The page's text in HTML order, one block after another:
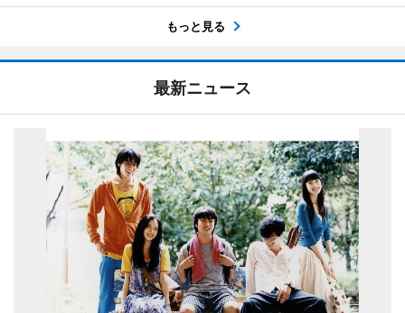
もっと見る
最新ニュース